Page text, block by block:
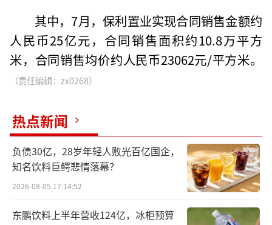
其中，7月，保利置业实现合同销售金额约
人民币25亿元，合同销售面积约10.8万平方
米，合同销售均价约人民币23062元/平方米。
（责任编辑：zx0268）
热点新闻
负债30亿，28岁年轻人败光百亿国企，
知名饮料巨鳄悲情落幕？
2026-08-05 17:14:52
东鹏饮料上半年营收124亿，冰柜预算